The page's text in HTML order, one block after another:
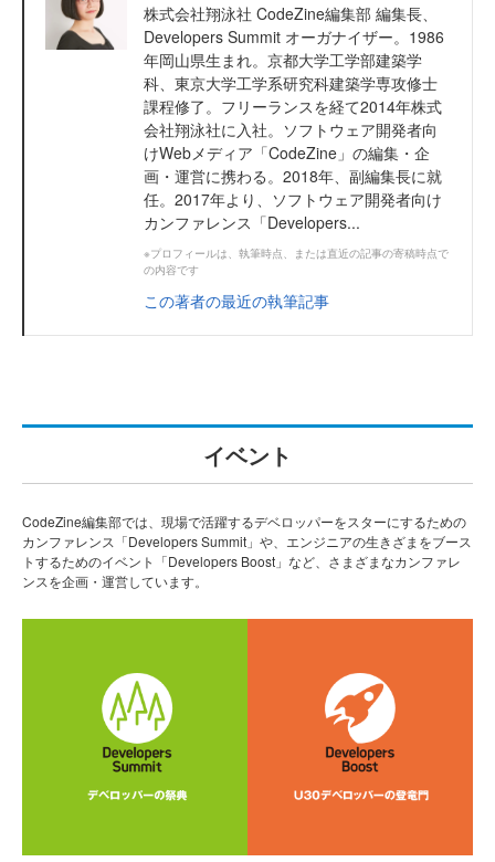
株式会社翔泳社 CodeZine編集部 編集長、
Developers Summit オーガナイザー。1986
年岡山県生まれ。京都大学工学部建築学
科、東京大学工学系研究科建築学専攻修士
課程修了。フリーランスを経て2014年株式
会社翔泳社に入社。ソフトウェア開発者向
けWebメディア「CodeZine」の編集・企
画・運営に携わる。2018年、副編集長に就
任。2017年より、ソフトウェア開発者向け
カンファレンス「Developers...
※プロフィールは、執筆時点、または直近の記事の寄稿時点で
の内容です
この著者の最近の執筆記事
イベント
CodeZine編集部では、現場で活躍するデベロッパーをスターにするための
カンファレンス「Developers Summit」や、エンジニアの生きざまをブース
トするためのイベント「Developers Boost」など、さまざまなカンファレ
ンスを企画・運営しています。